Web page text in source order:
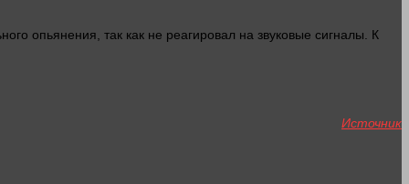
опьянения, так как не реагировал на звуковые сигналы. К
Источник